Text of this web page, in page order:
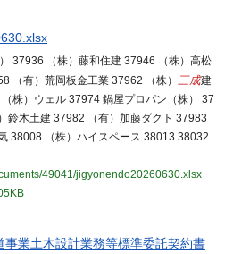
37936 （株）藤和住建 37946 （株）高松
（有）荒岡板金工業 37962 （株） 三成建
株）ウェル 37974 鍋屋プロパン（株） 37
鈴木土建 37982 （有）加藤ダクト 37983
38008 （株）ハイスペース 38013 38032
49041/jigyonendo20260630.xlsx
業土木設計業務等標準委託契約書